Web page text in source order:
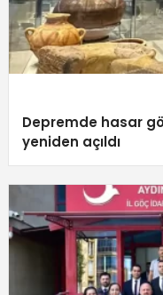
Depremde hasar
yeniden açıldı